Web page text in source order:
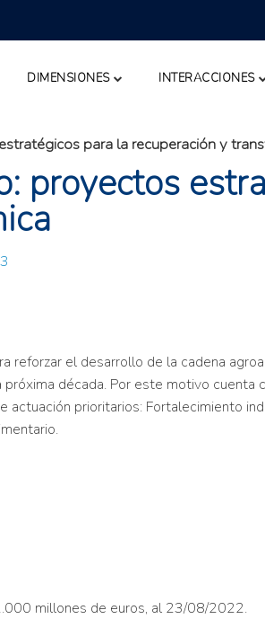
DIMENSIONES INTERACCIONES
para la recuperación y
proyectos
reforzar el desarrollo de la cadena
década. Por este motivo
actuación prioritarios: Fortalecimiento
millones de euros, al 23/08/2022.